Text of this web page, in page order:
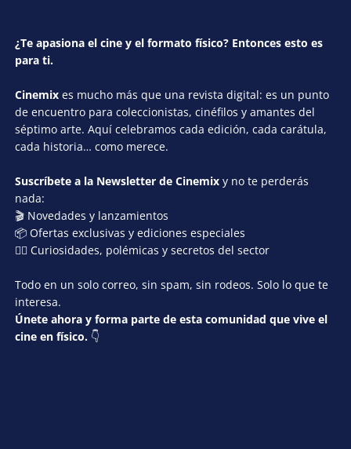
¿Te apasiona el cine y el formato físico? Entonces esto es
para ti.
Cinemix es mucho más que una revista digital: es un punto
de encuentro para coleccionistas, cinéfilos y amantes del
séptimo arte. Aquí celebramos cada edición, cada carátula,
cada historia… como merece.
Suscríbete a la Newsletter de Cinemix y no te perderás
nada:
🎬 Novedades y lanzamientos
📦 Ofertas exclusivas y ediciones especiales
🕵️‍♂️ Curiosidades, polémicas y secretos del sector
Todo en un solo correo, sin spam, sin rodeos. Solo lo que te
interesa.
Únete ahora y forma parte de esta comunidad que vive el
cine en físico. 👇